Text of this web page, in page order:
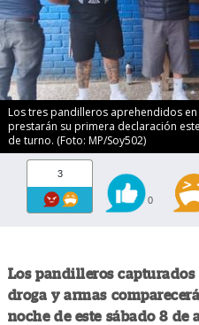
Los tres pandilleros aprehendidos
prestarán su primera declaración
de turno. (Foto: MP/Soy502)
3
0
Los pandilleros
droga y armas
noche de este sábado 8 de